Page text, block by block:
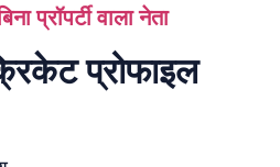
प्रॉपर्टी वाला नेता
प्रोफाइल